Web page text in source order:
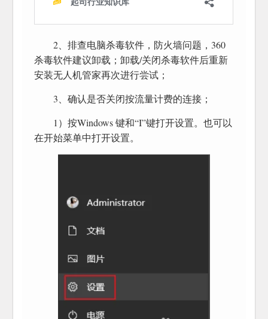
2、排查电脑杀毒软件，防火墙问题，360
杀毒软件建议卸载；卸载/关闭杀毒软件后重新
安装无人机管家再次进行尝试；
3、确认是否关闭按流量计费的连接；
1）按Windows 键和“I”键打开设置。也可以
在开始菜单中打开设置。